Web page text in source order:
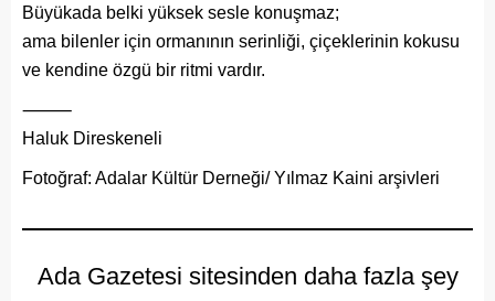
Büyükada belki yüksek sesle konuşmaz;
ama bilenler için ormanının serinliği, çiçeklerinin kokusu
ve kendine özgü bir ritmi vardır.
⸻
Haluk Direskeneli
Fotoğraf: Adalar Kültür Derneği/ Yılmaz Kaini arşivleri
Ada Gazetesi sitesinden daha fazla şey